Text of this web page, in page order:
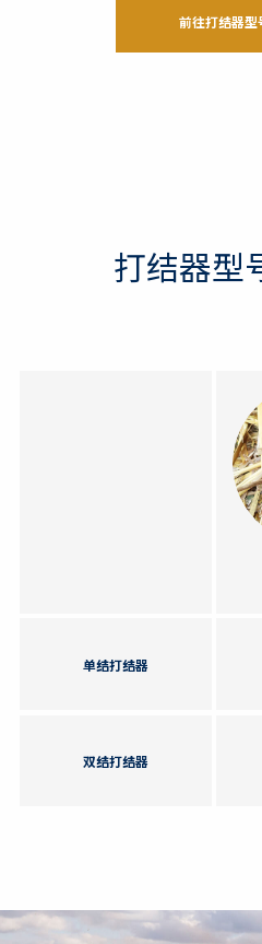
前往打结器型
打结器型
单结打结器
双结打结器